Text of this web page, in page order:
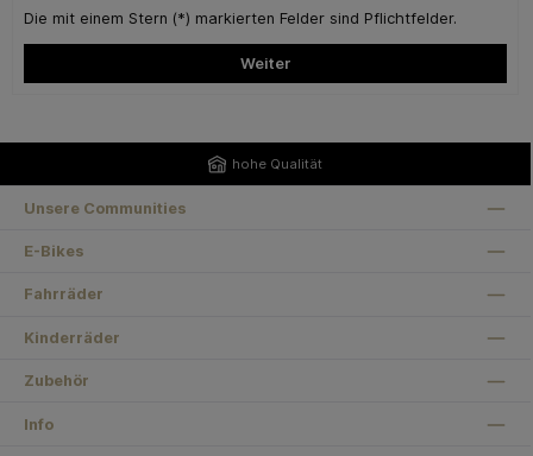
Die mit einem Stern (*) markierten Felder sind Pflichtfelder.
Weiter
hohe Qualität
Unsere Communities
E-Bikes
Fahrräder
Kinderräder
Zubehör
Info